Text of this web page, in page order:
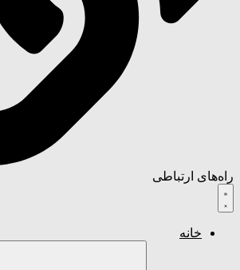
راه‌های ارتباطی
خانه